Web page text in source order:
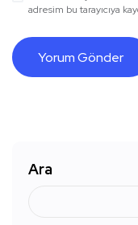
adresim bu tarayıcıya
Ara